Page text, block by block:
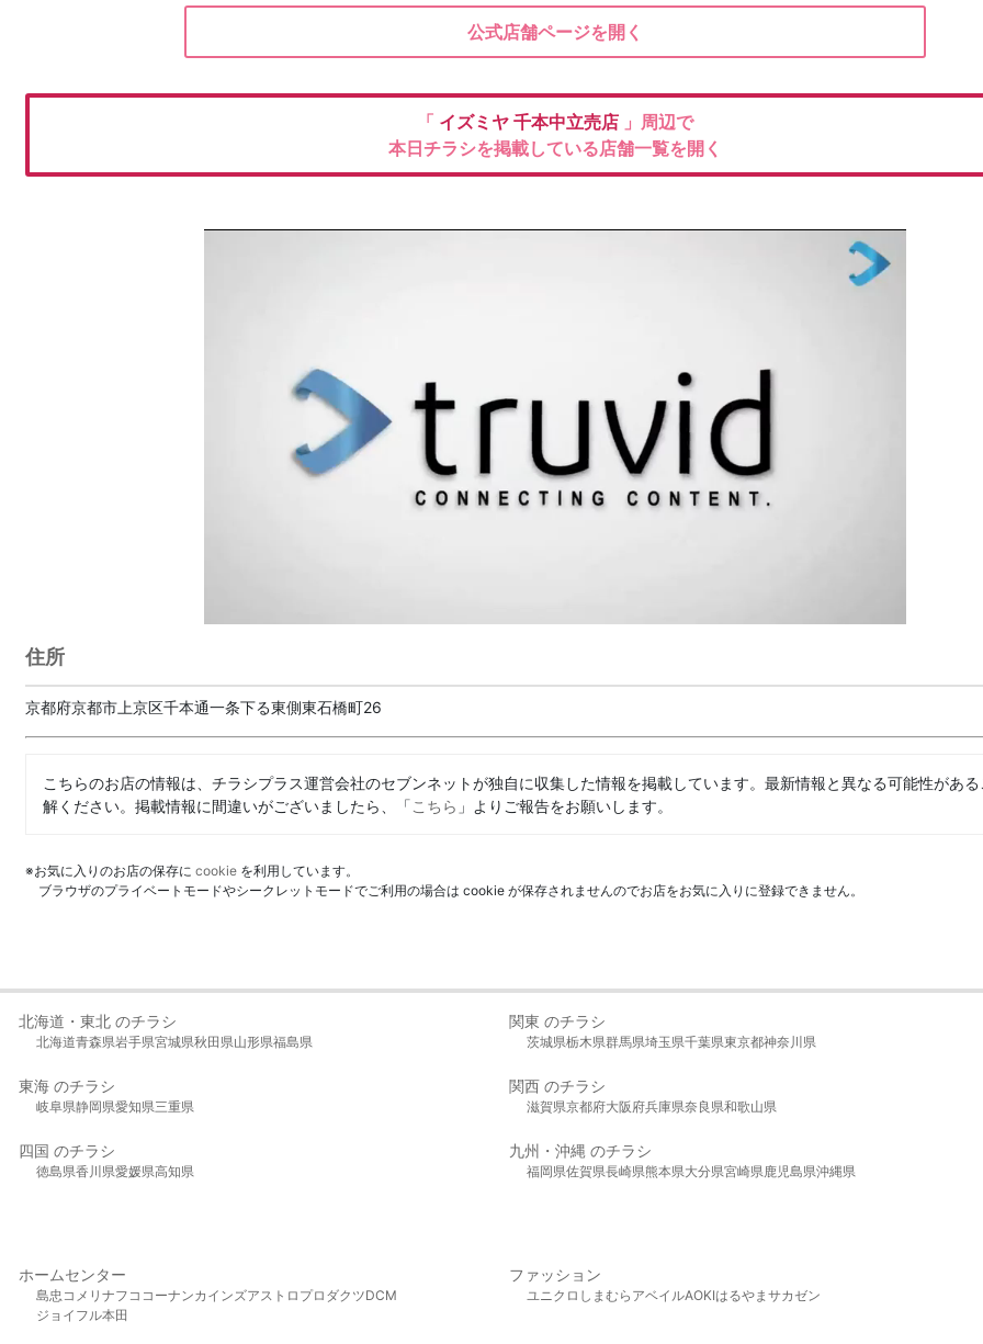
公式店舗ページを開く
「 イズミヤ 千本中立売店 」周辺で
本日チラシを掲載している店舗一覧を開く
住所
京都府京都市上京区千本通一条下る東側東石橋町26
こちらのお店の情報は、チラシプラス運営会社のセブンネットが独自に収集した情報を掲載しています。最新情報と異なる可能性があ
解ください。掲載情報に間違いがございましたら、「こちら 」よりご報告をお願いします。
※お気に入りのお店の保存に cookie を利用しています。
ブラウザのプライベートモードやシークレットモードでご利用の場合は cookie が保存されませんのでお店をお気に入りに登録できません。
北海道・東北 のチラシ
北海道青森県岩手県宮城県秋田県山形県福島県
関東 のチラシ
茨城県栃木県群馬県埼玉県千葉県東京都神奈川県
東海 のチラシ
岐阜県静岡県愛知県三重県
関西 のチラシ
滋賀県京都府大阪府兵庫県奈良県和歌山県
四国 のチラシ
徳島県香川県愛媛県高知県
九州・沖縄 のチラシ
福岡県佐賀県長崎県熊本県大分県宮崎県鹿児島県沖縄県
ホームセンター
島忠 コメリ ナフコ コーナンカインズアストロプロダクツDCM
ジョイフル本田
ファッション
ユニクロ しまむら アベイルAOKIはるやま サカゼン